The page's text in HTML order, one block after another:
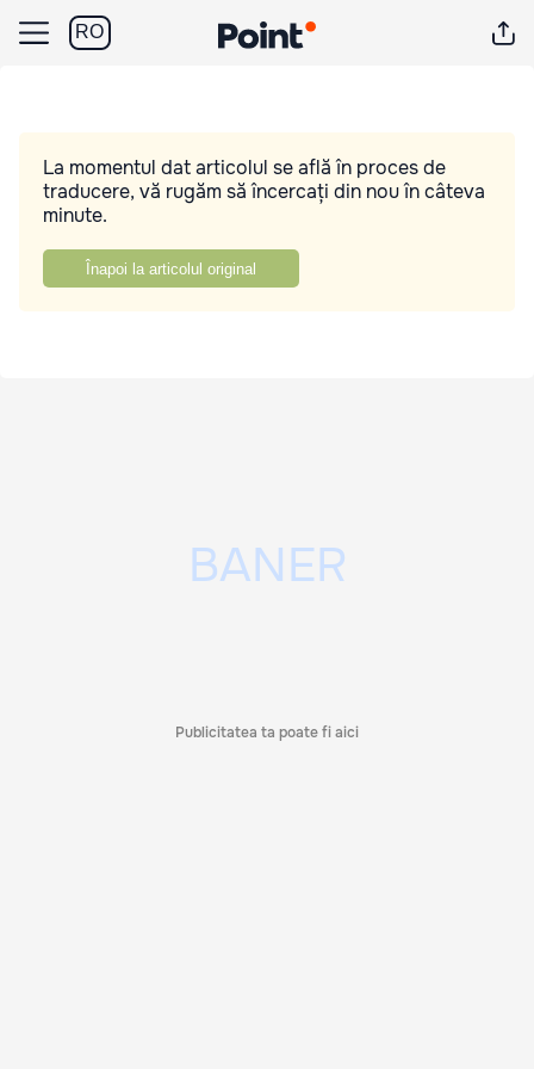
RO
La momentul dat articolul se află în proces de
traducere, vă rugăm să încercați din nou în câteva
minute.
Înapoi la articolul original
Publicitatea ta poate fi aici